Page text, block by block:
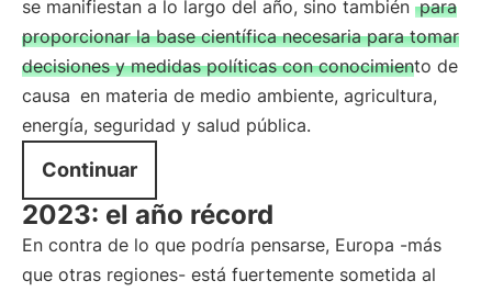
se manifiestan a lo largo del año, sino también para
proporcionar la base científica necesaria para tomar
decisiones y medidas políticas con conocimiento de
causa en materia de medio ambiente, agricultura,
energía, seguridad y salud pública.
Continuar
2023: el año récord
En contra de lo que podría pensarse, Europa -más
que otras regiones- está fuertemente sometida al